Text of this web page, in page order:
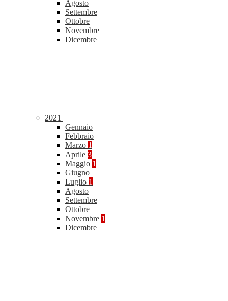
Agosto
Settembre
Ottobre
Novembre
Dicembre
2021
Gennaio
Febbraio
Marzo 1
Aprile 3
Maggio 1
Giugno
Luglio 1
Agosto
Settembre
Ottobre
Novembre 1
Dicembre